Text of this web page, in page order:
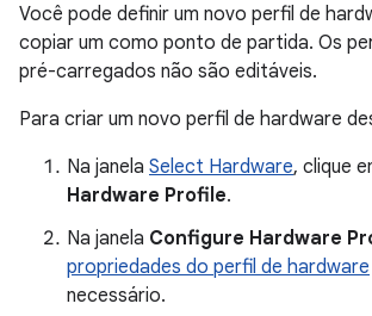
Você pode definir um novo perfil de
copiar um como ponto de partida. Os
pré-carregados não são editáveis.
Para criar um novo perfil de hardware
Na janela Select Hardware, clique
Hardware Profile.
Na janela Configure Hardware
propriedades do perfil de hardware
necessário.